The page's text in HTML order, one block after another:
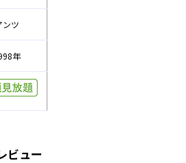
ンツ
年
ビュー